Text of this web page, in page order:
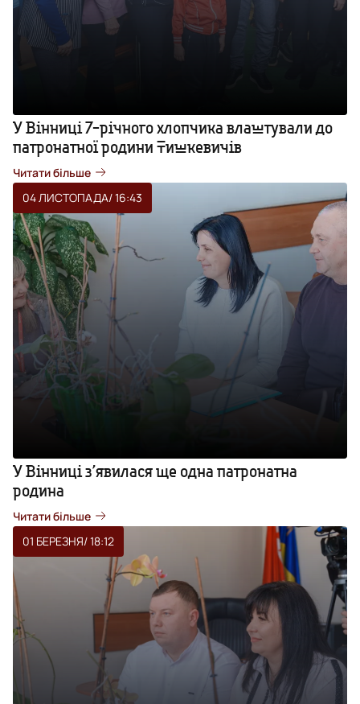
У Вінниці 7-річного хлопчика влаштували до
патронатної родини Тишкевичів
Читати більше
04 ЛИСТОПАДА/ 16:43
У Вінниці з’явилася ще одна патронатна
родина
Читати більше
01 БЕРЕЗНЯ/ 18:12